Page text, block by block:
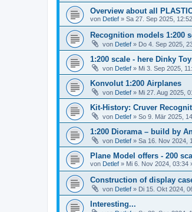
Overview about all
von Detlef » Sa 27. Sep 2025, 12:52
Recognition models 1:200
von Detlef » Do 4. Sep 2025,
1:200 scale - here Dinky
von Detlef » Mi 3. Sep 2025,
Konvolut 1:200 Airplanes
von Detlef » Mi 27. Aug 2025,
Kit-History: Cruver
von Detlef » So 9. Mär 2025,
1:200 Diorama – build by
von Detlef » Sa 16. Nov 2024,
Plane Model offers - 200
von Detlef » Mi 6. Nov 2024, 03:34
Construction of display
von Detlef » Di 15. Okt 2024,
Interesting...